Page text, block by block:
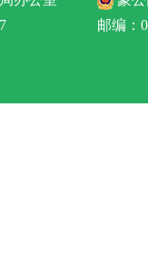
邮编：